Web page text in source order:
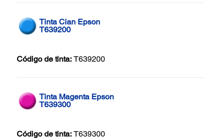
Tinta Cian Epson
T639200
Código de tinta: T639200
Tinta Magenta Epson
T639300
Código de tinta: T639300